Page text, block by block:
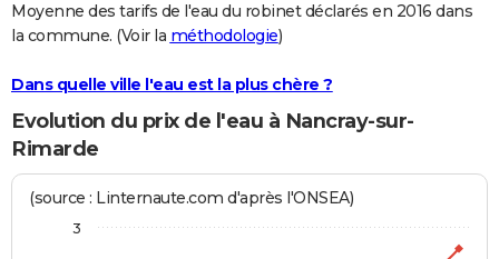
Bricolage
Lifestyle
Culture
Sport
Auto
Television
Voyage
Cinema
Moyenne des tarifs de l'eau du robinet déclarés en 2016 dans
la commune. (Voir la méthodologie)
Dans quelle ville l'eau est la plus chère ?
Evolution du prix de l'eau à Nancray-sur-
Rimarde
(source : Linternaute.com d'après l'ONSEA)
3